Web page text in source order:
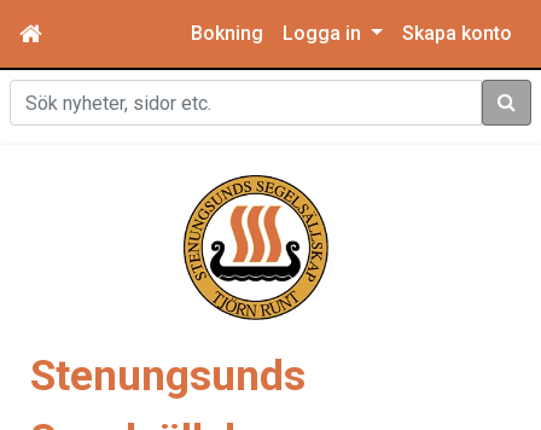
Bokning Logga in Skapa konto
Sök
Stenungsunds